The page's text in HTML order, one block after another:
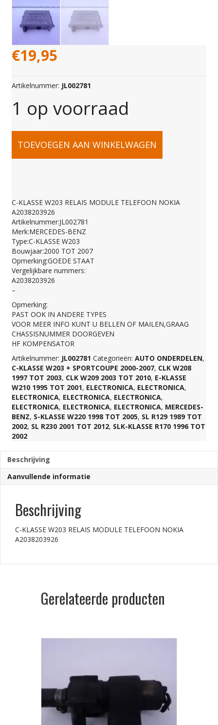
€19,95
Artikelnummer: JL002781
1 op voorraad
C-
W203
RELAIS
MODULE
TELEFOON
NOKIA
A2038203926
aantal
TOEVOEGEN AAN WINKELWAGEN
C-KLASSE W203 RELAIS MODULE TELEFOON NOKIA
A2038203926
Artikelnummer:JL002781
Merk:MERCEDES-BENZ
Type:C-KLASSE W203
Bouwjaar:2000 TOT 2007
Opmerking:GOEDE STAAT
Vergelijkbare nummers:
A2038203926
–
Opmerking:
PAST OOK IN ANDERE TYPES
VOOR MEER INFO KUNT U BELLEN OF MAILEN,GRAAG
CHASSISNUMMER DOORGEVEN
HF KOMPENSATOR
Artikelnummer: JL002781 Categorieën: AUTO ONDERDELEN,
C-KLASSE W203 + SPORTCOUPE 2000-2007, CLK W208
1997 TOT 2003, CLK W209 2003 TOT 2010, E-KLASSE
W210 1995 TOT 2001, ELECTRONICA, ELECTRONICA,
ELECTRONICA, ELECTRONICA, ELECTRONICA,
ELECTRONICA, ELECTRONICA, ELECTRONICA, MERCEDES-
BENZ, S-KLASSE W220 1998 TOT 2005, SL R129 1989 TOT
2002, SL R230 2001 TOT 2012, SLK-KLASSE R170 1996 TOT
2002
Beschrijving
Aanvullende informatie
Beschrijving
C-KLASSE W203 RELAIS MODULE TELEFOON NOKIA
A2038203926
Gerelateerde producten